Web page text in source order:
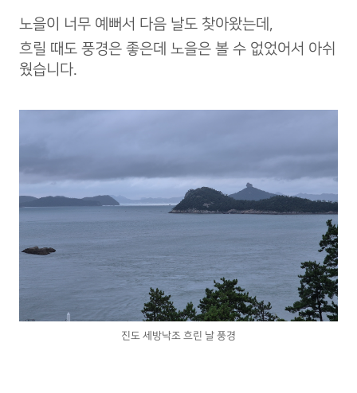
노을이 너무 예뻐서 다음 날도 찾아왔는데,
흐릴 때도 풍경은 좋은데 노을은 볼 수 없었어서 아쉬
웠습니다.
진도 세방낙조 흐린 날 풍경